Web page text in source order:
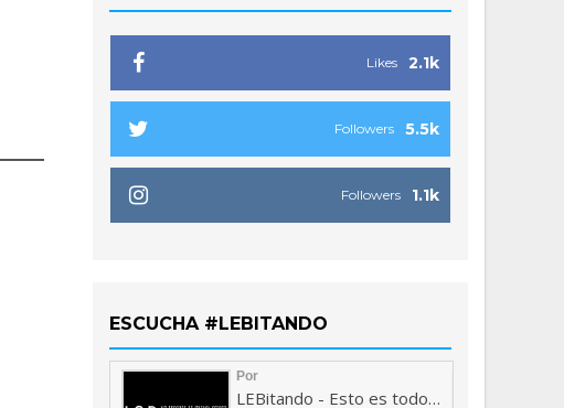
2.1k
Likes
5.5k
Followers
1.1k
Followers
ESCUCHA #LEBITANDO